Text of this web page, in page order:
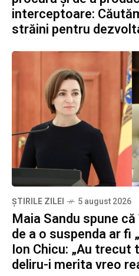
interceptoare:
străini pentru
ȘTIRILE ZILEI 5 august 2026
Maia Sandu spune
de a o suspenda ar fi
Ion Chicu: „Au trecut
deliru-i merita vreo